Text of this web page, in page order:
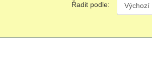
Řadit podle: